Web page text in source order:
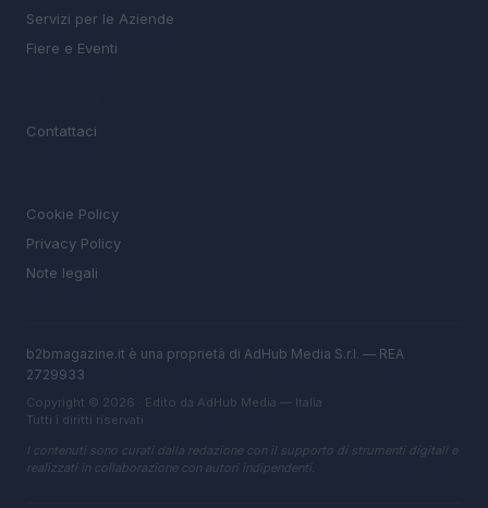
Servizi per le Aziende
Fiere e Eventi
Contattaci
Cookie Policy
Privacy Policy
Note legali
b2bmagazine.it è una proprietà di AdHub Media S.r.l. — REA
2729933
Copyright © 2026 · Edito da AdHub Media — Italia
Tutti i diritti riservati
I contenuti sono curati dalla redazione con il supporto di strumenti digitali e
realizzati in collaborazione con autori indipendenti.